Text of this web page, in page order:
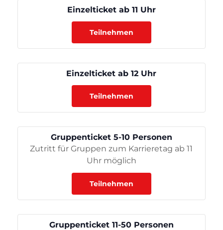
Einzelticket ab 11 Uhr
Teilnehmen
Einzelticket ab 12 Uhr
Teilnehmen
Gruppenticket 5-10 Personen
Zutritt für Gruppen zum Karrieretag ab 11
Uhr möglich
Teilnehmen
Gruppenticket 11-50 Personen